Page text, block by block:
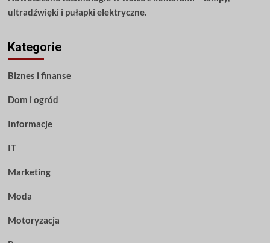
ultradźwięki i pułapki elektryczne.
Kategorie
Biznes i finanse
Dom i ogród
Informacje
IT
Marketing
Moda
Motoryzacja